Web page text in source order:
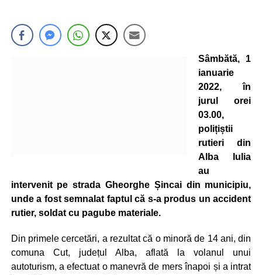
Sâmbătă, 1
ianuarie
2022, în
jurul orei
03.00,
polițiștii
rutieri din
Alba Iulia
au
intervenit pe strada Gheorghe Șincai din municipiu,
unde a fost semnalat faptul că s-a produs un accident
rutier, soldat cu pagube materiale.
Din primele cercetări, a rezultat că o minoră de 14 ani, din
comuna Cut, județul Alba, aflată la volanul unui
autoturism, a efectuat o manevră de mers înapoi și a intrat